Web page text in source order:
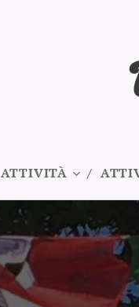
ATTIVITÀ